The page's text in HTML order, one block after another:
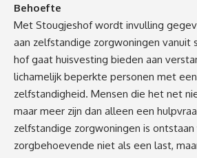
Behoefte
Met Stougjeshof wordt invulling
aan zelfstandige zorgwoningen vanuit
hof gaat huisvesting bieden aan
lichamelijk beperkte personen met
zelfstandigheid. Mensen die het net
maar meer zijn dan alleen een
zelfstandige zorgwoningen is
zorgbehoevende niet als een last,